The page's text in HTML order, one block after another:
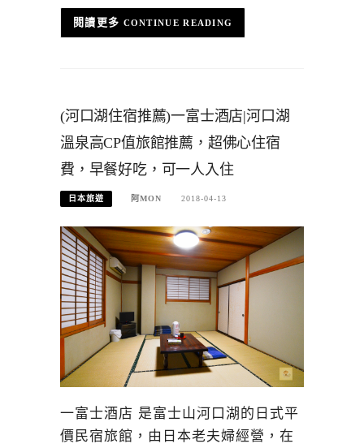
CONTINUE READING
(河口湖住宿推薦)一富士酒店|河口湖
溫泉高CP值旅館推薦，超佛心住宿
費，早餐好吃，可一人入住
日本旅遊 阿MON 2018-04-13
一富士酒店 是富士山河口湖的日式平
價民宿旅館，由日本老夫婦經營，在